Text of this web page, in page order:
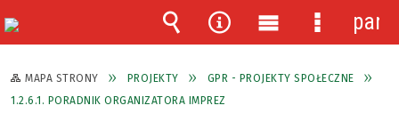
MAPA STRONY PROJEKTY
GPR - PROJEKTY SPOŁECZNE
1.2.6.1. PORADNIK ORGANIZATORA IMPREZ
Wyszukiwarka
Narzędzia
Menu
główne
Menu